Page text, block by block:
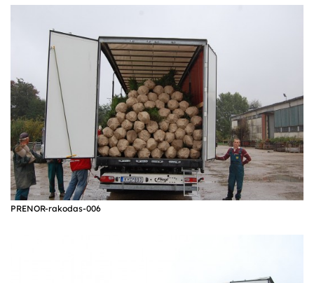
PRENOR-rakodas-006